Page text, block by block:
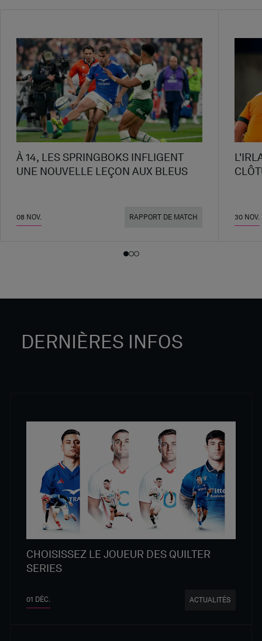
À 14, LES SPRINGBOKS INFLIGENT
UNE NOUVELLE LEÇON AUX BLEUS
08 NOV. RAPPORT DE MATCH 30 NOV.
DERNIÈRES INFOS
CHOISISSEZ LE JOUEUR DES QUILTER
SERIES
01 DÉC. ACTUALITÉS